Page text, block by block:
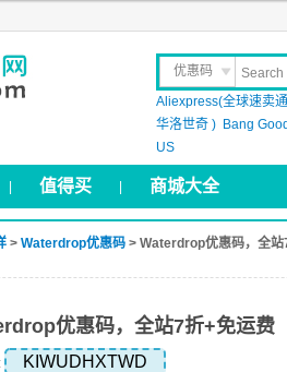
优惠码
晒 单
Aliexpress(全球速卖
华洛世奇 ) Bang
US
值得买 商城大全
> Waterdrop优惠码 > Waterdrop优惠码，全站
优惠码，全站7折+免运费
KIWUDHXTWD